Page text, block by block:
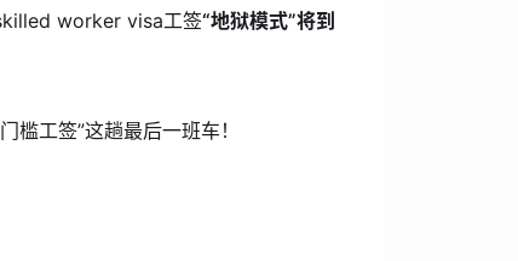
worker visa工签“地狱模式”将到
槛工签”这趟最后一班车！